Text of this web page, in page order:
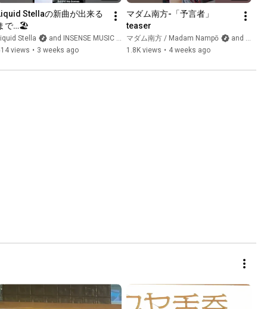
Stellaの新曲が出来る
で…🏖️
Stella
and INSENSE MUSIC WORKS INC.
views • 3 weeks ago
マダム南方-「予言者」
teaser
マダム南方 / Madam Nampō
and INSENSE MUSIC WORKS INC.
1.8K views • 4 weeks ago